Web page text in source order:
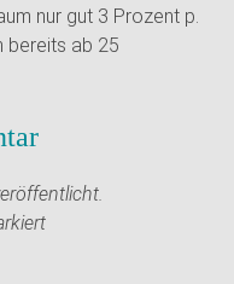
nur gut 3 Prozent p.
bereits ab 25